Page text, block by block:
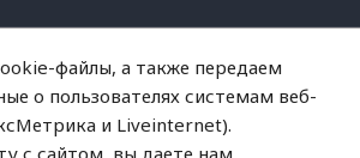
файлы, а также передаем
о пользователях системам веб-
и Liveinternet).
с сайтом, вы даете нам